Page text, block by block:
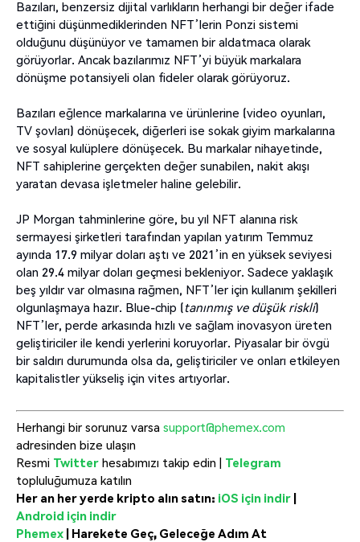
Bazıları, benzersiz dijital varlıkların herhangi bir değer ifade
ettiğini düşünmediklerinden NFT’lerin Ponzi sistemi
olduğunu düşünüyor ve tamamen bir aldatmaca olarak
görüyorlar. Ancak bazılarımız NFT’yi büyük markalara
dönüşme potansiyeli olan fideler olarak görüyoruz.
Bazıları eğlence markalarına ve ürünlerine (video oyunları,
TV şovları) dönüşecek, diğerleri ise sokak giyim markalarına
ve sosyal kulüplere dönüşecek. Bu markalar nihayetinde,
NFT sahiplerine gerçekten değer sunabilen, nakit akışı
yaratan devasa işletmeler haline gelebilir.
JP Morgan tahminlerine göre, bu yıl NFT alanına risk
sermayesi şirketleri tarafından yapılan yatırım Temmuz
ayında 17.9 milyar doları aştı ve 2021’in en yüksek seviyesi
olan 29.4 milyar doları geçmesi bekleniyor. Sadece yaklaşık
beş yıldır var olmasına rağmen, NFT’ler için kullanım şekilleri
olgunlaşmaya hazır. Blue-chip (tanınmış ve düşük riskli)
NFT’ler, perde arkasında hızlı ve sağlam inovasyon üreten
geliştiriciler ile kendi yerlerini koruyorlar. Piyasalar bir övgü
bir saldırı durumunda olsa da, geliştiriciler ve onları etkileyen
kapitalistler yükseliş için vites artıyorlar.
Herhangi bir sorunuz varsa support@phemex.com
adresinden bize ulaşın
Resmi Twitter hesabımızı takip edin | Telegram
topluluğumuza katılın
Her an her yerde kripto alın satın: iOS için indir |
Android için indir
Phemex | Harekete Geç, Geleceğe Adım At